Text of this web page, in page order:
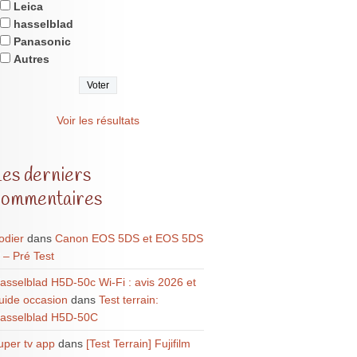
Leica
hasselblad
Panasonic
Autres
Voir les résultats
derniers
dans Canon EOS 5DS et EOS 5DS
– Pré Test
H5D-50c Wi-Fi : avis 2026 et
occasion dans Test terrain:
H5D-50C
tv appdans [Test Terrain] Fujifilm